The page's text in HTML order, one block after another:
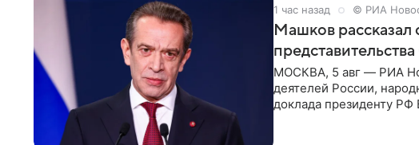
1 час назад © РИА
Машков рассказал
МОСКВА, 5 авг — РИА
деятелей России,
доклада президенту